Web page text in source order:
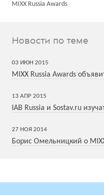
MIXX Russia Awards
Новости по теме
03 ИЮН 2015
MIXX Russia Awards
13 АПР 2015
IAB Russia и Sostav.ru
27 НОЯ 2014
Борис Омельницкий о